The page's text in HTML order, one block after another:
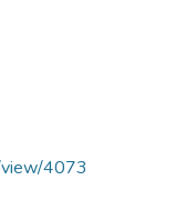
view/4073